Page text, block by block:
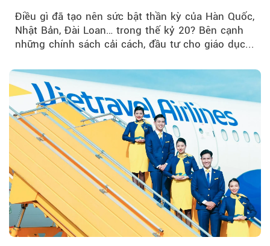
Điều gì đã tạo nên sức bật thần kỳ của Hàn Quốc,
Nhật Bản, Đài Loan… trong thế kỷ 20? Bên cạnh
những chính sách cải cách, đầu tư cho giáo dục...